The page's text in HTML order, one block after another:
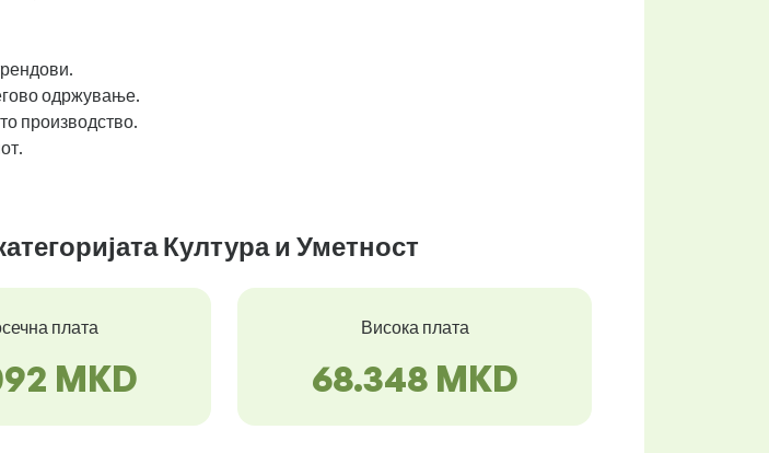
одржување.
производство.
Култура и Уметност
плата
MKD
Висока плата
68.348 MKD